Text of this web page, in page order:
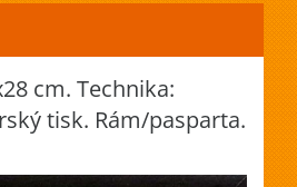
cm. Technika:
tisk. Rám/pasparta.